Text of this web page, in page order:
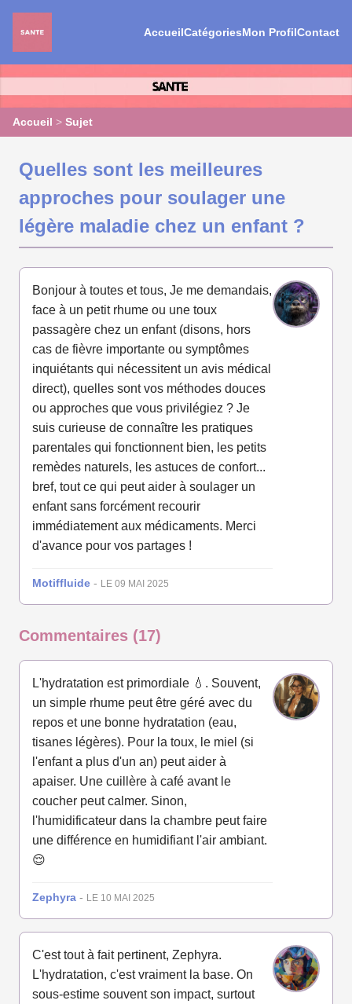
AccueilCatégoriesMon ProfilContact
Accueil > Sujet
Quelles sont les meilleures
approches pour soulager une
légère maladie chez un enfant ?
Bonjour à toutes et tous, Je me demandais,
face à un petit rhume ou une toux
passagère chez un enfant (disons, hors
cas de fièvre importante ou symptômes
inquiétants qui nécessitent un avis médical
direct), quelles sont vos méthodes douces
ou approches que vous privilégiez ? Je
suis curieuse de connaître les pratiques
parentales qui fonctionnent bien, les petits
remèdes naturels, les astuces de confort...
bref, tout ce qui peut aider à soulager un
enfant sans forcément recourir
immédiatement aux médicaments. Merci
d'avance pour vos partages !
Motiffluide - LE 09 MAI 2025
Commentaires (17)
L'hydratation est primordiale 💧. Souvent,
un simple rhume peut être géré avec du
repos et une bonne hydratation (eau,
tisanes légères). Pour la toux, le miel (si
l'enfant a plus d'un an) peut aider à
apaiser. Une cuillère à café avant le
coucher peut calmer. Sinon,
l'humidificateur dans la chambre peut faire
une différence en humidifiant l'air ambiant.
😌
Zephyra - LE 10 MAI 2025
C'est tout à fait pertinent, Zephyra.
L'hydratation, c'est vraiment la base. On
sous-estime souvent son impact, surtout